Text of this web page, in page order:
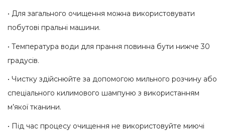
• Для загального очищення можна використовувати
побутові пральні машини.
• Температура води для прання повинна бути нижче 30
градусів.
• Чистку здійснюйте за допомогою мильного розчину або
спеціального килимового шампуню з використанням
м’якої тканини.
• Під час процесу очищення не використовуйте миючі